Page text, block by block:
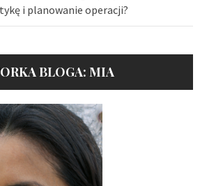
i planowanie operacji?
BLOGA: MIA